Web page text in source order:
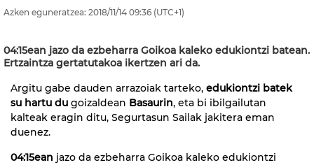
Azken eguneratzea: 2018/11/14 09:36 (UTC+1)
04:15ean jazo da ezbeharra Goikoa kaleko edukiontzi batean.
Ertzaintza gertatutakoa ikertzen ari da.
Argitu gabe dauden arrazoiak tarteko, edukiontzi batek
su hartu du goizaldean Basaurin, eta bi ibilgailutan
kalteak eragin ditu, Segurtasun Sailak jakitera eman
duenez.
04:15ean jazo da ezbeharra Goikoa kaleko edukiontzi